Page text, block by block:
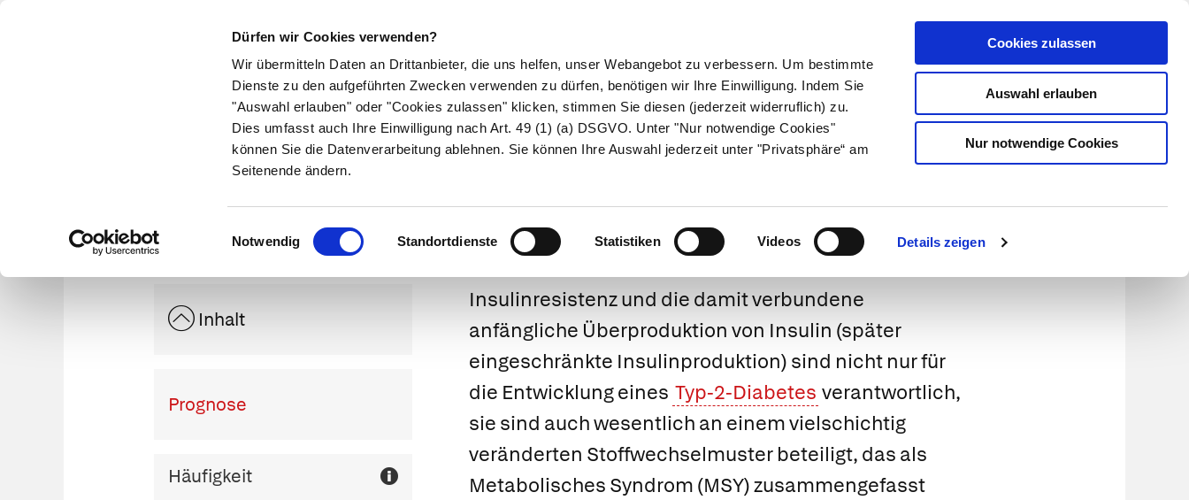
Dürfen wir Cookies verwenden?
Wir übermitteln Daten an Drittanbieter, die uns helfen, unser Webangebot zu verbessern. Um bestimmte
Dienste zu den aufgeführten Zwecken verwenden zu dürfen, benötigen wir Ihre Einwilligung. Indem Sie
"Auswahl erlauben" oder "Cookies zulassen" klicken, stimmen Sie diesen (jederzeit widerruflich) zu.
Dies umfasst auch Ihre Einwilligung nach Art. 49 (1) (a) DSGVO. Unter "Nur notwendige Cookies"
können Sie die Datenverarbeitung ablehnen. Sie können Ihre Auswahl jederzeit unter "Privatsphäre“ am
Seitenende ändern.
Einwilligungsauswahl
Notwendig Standortdienste Statistiken Videos Details zeigen
Cookies zulassen
Auswahl erlauben
Nur notwendige Cookies
Kundenlogin
Suche
Symptome Therapie Medikamente Naturheilkunde Eltern & Kind Gesund leben Über uns
Metabolisches Syndrom
Inhalt
Prognose
Häufigkeit
Insulinresistenz und die damit verbundene
anfängliche Überproduktion von Insulin (später
eingeschränkte Insulinproduktion) sind nicht nur für
die Entwicklung eines Typ-2-Diabetes verantwortlich,
sie sind auch wesentlich an einem vielschichtig
veränderten Stoffwechselmuster beteiligt, das als
Metabolisches Syndrom (MSY) zusammengefasst